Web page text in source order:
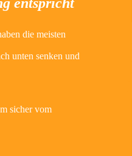
die meisten
unten senken und
sicher vom